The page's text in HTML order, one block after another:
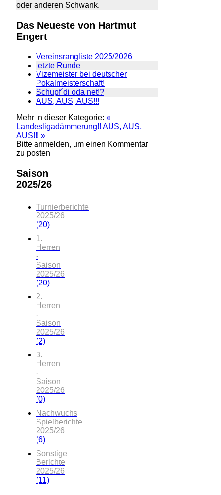
oder anderen Schwank.
Das Neueste von Hartmut
Engert
Vereinsrangliste 2025/2026
letzte Runde
Vizemeister bei deutscher
Pokalmeisterschaft!
Schupf´di oda net!?
AUS, AUS, AUS!!!
Mehr in dieser Kategorie: «
Landesligadämmerung!! AUS, AUS,
AUS!!! »
Bitte anmelden, um einen Kommentar
zu posten
Saison
2025/26
Turnierberichte
2025/26
(20)
1.
Herren
-
Saison
2025/26
(20)
2.
Herren
-
Saison
2025/26
(2)
3.
Herren
-
Saison
2025/26
(0)
Nachwuchs
Spielberichte
2025/26
(6)
Sonstige
Berichte
2025/26
(11)